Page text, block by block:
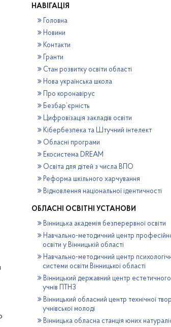
НАВІГАЦІЯ
Головна
Новини
Контакти
Гранти
Стан розвитку освіти області
Нова українська школа
Про коронавірус
Безбар’єрність
Цифровізація закладів освіти
Кібербезпека та Штучний інтелект
Обласні програми
Екосистема DREAM
Освіта для дітей з числа ВПО
Реформа шкільного харчування
Відновлення національної ідентичності
ОБЛАСНІ ОСВІТНІ УСТАНОВИ
Вінницька академія безперервної освіти
Навчально-методичний центр
освіти у Вінницькій області
Навчально-методичний центр
системи освіти Вінницької області
Вінницький державний центр
учнів ПТНЗ
Вінницький обласний центр технічної
учнівської молоді
Вінницька обласна станція юних